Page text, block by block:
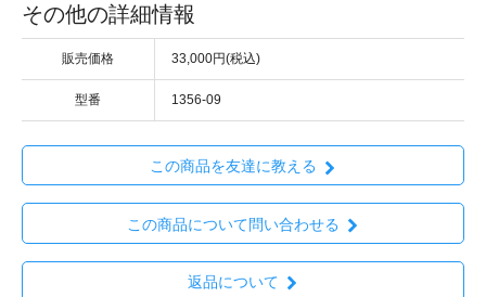
その他の詳細情報
販売価格 33,000円(税込)
型番 1356-09
この商品を友達に教える
この商品について問い合わせる
返品について